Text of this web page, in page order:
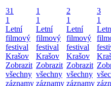
31
1
Letní
filmový
festival
Krašov
Zobrazit
všechny
záznamy
1
1
Letní
filmový
festival
Krašov
Zobrazit
všechny
záznamy
2
1
Letní
filmový
festival
Krašov
Zobrazit
všechny
záznamy
3
1